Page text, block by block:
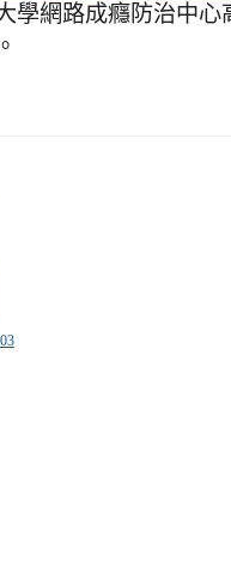
學網路成癮防治中心